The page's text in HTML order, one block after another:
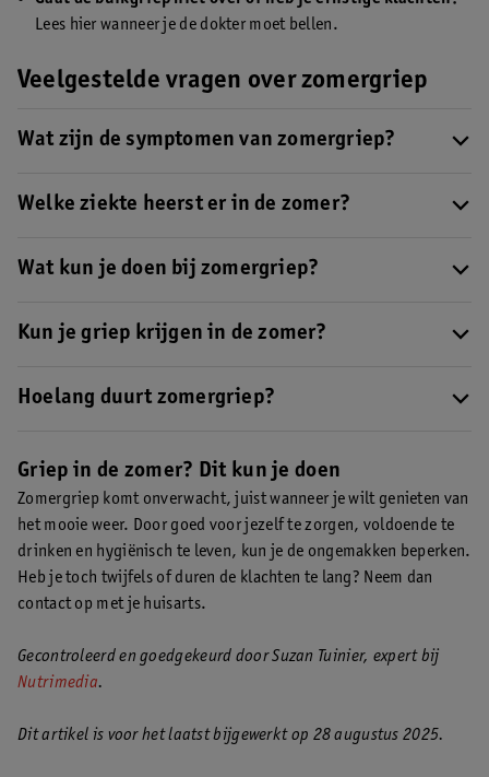
Lees hier wanneer je de dokter moet bellen.
Veelgestelde vragen over zomergriep
Wat zijn de symptomen van zomergriep?
braken, lichte koorts, vermoeidheid en buikpijn.
Welke ziekte heerst er in de zomer?
noro- of rotavirus. Deze virussen blijven ook bij warm weer
Wat kun je doen bij zomergriep?
belangrijkst.
Kun je griep krijgen in de zomer?
in de vorm van buikgriep. Warmte beschermt je daar niet tegen.
Hoelang duurt zomergriep?
daarna nog een paar dagen slap voelen.
Griep in de zomer? Dit kun je doen
Zomergriep komt onverwacht, juist wanneer je wilt genieten van
het mooie weer. Door goed voor jezelf te zorgen, voldoende te
drinken en hygiënisch te leven, kun je de ongemakken beperken.
Heb je toch twijfels of duren de klachten te lang? Neem dan
contact op met je huisarts.
Gecontroleerd en goedgekeurd door Suzan Tuinier, expert bij
Nutrimedia.
Dit artikel is voor het laatst bijgewerkt op 28 augustus 2025.